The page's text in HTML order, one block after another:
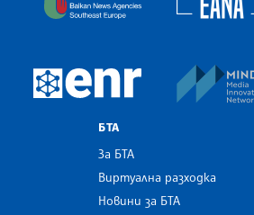
European Newsroom
БТА
За БТА
Виртуална разходка
Новини за БТА